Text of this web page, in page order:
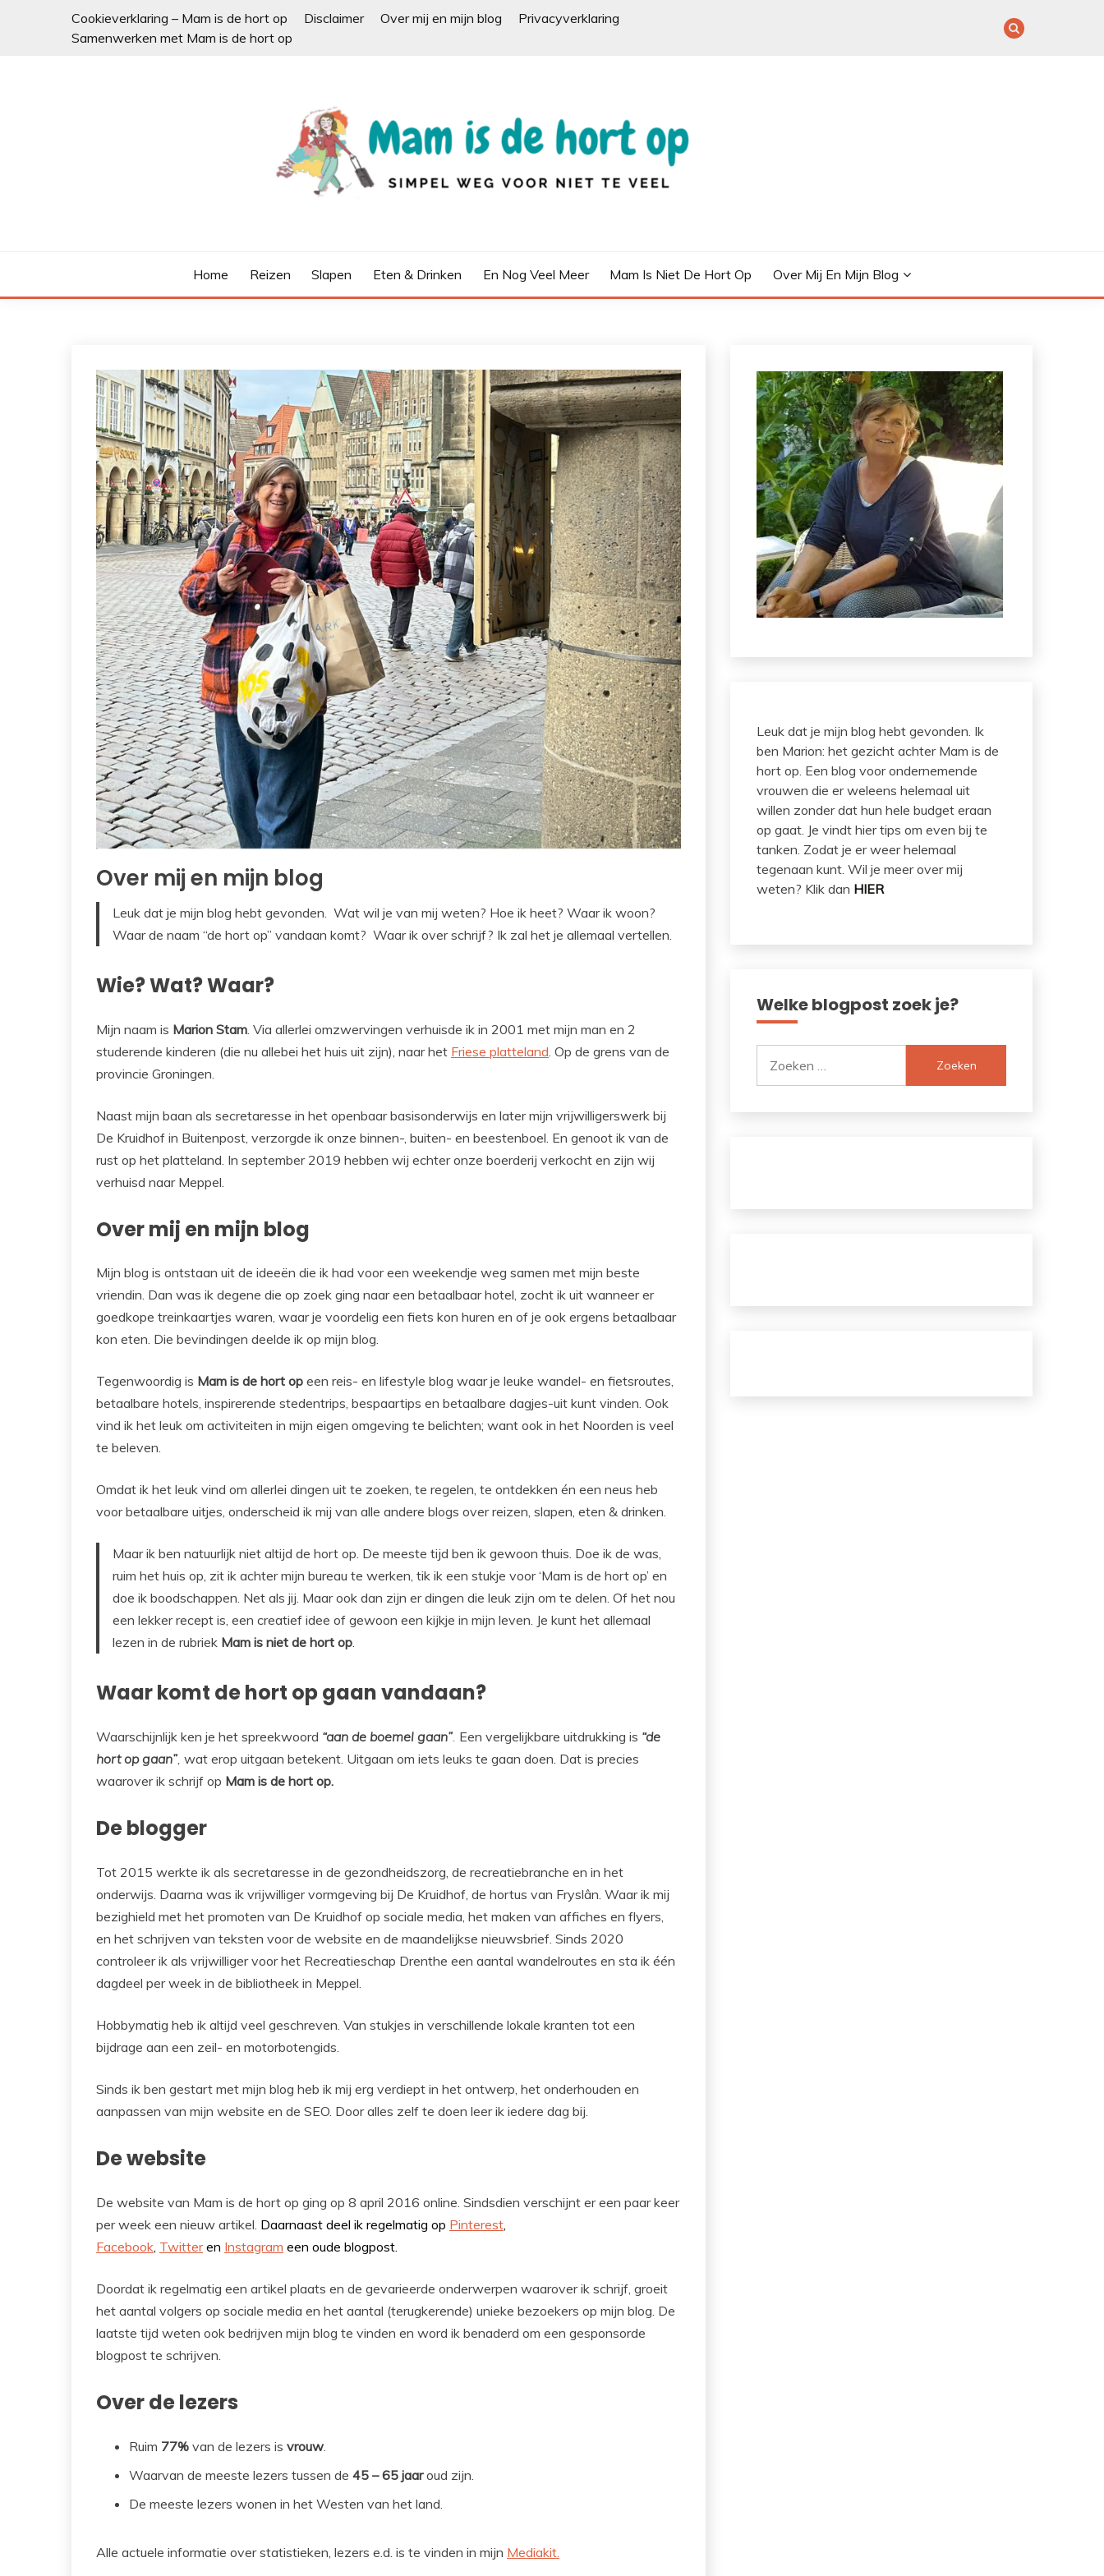
Cookieverklaring – Mam is de hort op Disclaimer Over mij en mijn blog
Privacyverklaring
Samenwerken met Mam is de hort op
Home Reizen Slapen Eten & Drinken En Nog Veel Meer Mam Is Niet De Hort Op Over Mij En Mijn Blog
Over mij en mijn blog
Leuk dat je mijn blog hebt gevonden. Wat wil je van mij weten? Hoe ik heet? Waar ik woon?
Waar de naam “de hort op” vandaan komt? Waar ik over schrijf? Ik zal het je allemaal vertellen.
Wie? Wat? Waar?
Mijn naam is Marion Stam . Via allerlei omzwervingen verhuisde ik in 2001 met mijn man en 2
studerende kinderen (die nu allebei het huis uit zijn), naar het Friese platteland . Op de grens van de
provincie Groningen.
Naast mijn baan als secretaresse in het openbaar basisonderwijs en later mijn vrijwilligerswerk bij
De Kruidhof in Buitenpost, verzorgde ik onze binnen-, buiten- en beestenboel. En genoot ik van de
rust op het platteland. In september 2019 hebben wij echter onze boerderij verkocht en zijn wij
verhuisd naar Meppel.
Over mij en mijn blog
Mijn blog is ontstaan uit de ideeën die ik had voor een weekendje weg samen met mijn beste
vriendin. Dan was ik degene die op zoek ging naar een betaalbaar hotel, zocht ik uit wanneer er
goedkope treinkaartjes waren, waar je voordelig een fiets kon huren en of je ook ergens betaalbaar
kon eten. Die bevindingen deelde ik op mijn blog.
Tegenwoordig is Mam is de hort op een reis- en lifestyle blog waar je leuke wandel- en fietsroutes,
betaalbare hotels, inspirerende stedentrips, bespaartips en betaalbare dagjes-uit kunt vinden. Ook
vind ik het leuk om activiteiten in mijn eigen omgeving te belichten; want ook in het Noorden is veel
te beleven.
Omdat ik het leuk vind om allerlei dingen uit te zoeken, te regelen, te ontdekken én een neus heb
voor betaalbare uitjes, onderscheid ik mij van alle andere blogs over reizen, slapen, eten & drinken.
Maar ik ben natuurlijk niet altijd de hort op. De meeste tijd ben ik gewoon thuis. Doe ik de was,
ruim het huis op, zit ik achter mijn bureau te werken, tik ik een stukje voor ‘Mam is de hort op’ en
doe ik boodschappen. Net als jij. Maar ook dan zijn er dingen die leuk zijn om te delen. Of het nou
een lekker recept is, een creatief idee of gewoon een kijkje in mijn leven. Je kunt het allemaal
lezen in de rubriek Mam is niet de hort op.
Waar komt de hort op gaan vandaan?
Waarschijnlijk ken je het spreekwoord “aan de boemel gaan”. Een vergelijkbare uitdrukking is “de
hort op gaan”, wat erop uitgaan betekent. Uitgaan om iets leuks te gaan doen. Dat is precies
waarover ik schrijf op Mam is de hort op.
De blogger
Tot 2015 werkte ik als secretaresse in de gezondheidszorg, de recreatiebranche en in het
onderwijs. Daarna was ik vrijwilliger vormgeving bij De Kruidhof, de hortus van Fryslân. Waar ik mij
bezighield met het promoten van De Kruidhof op sociale media, het maken van affiches en flyers,
en het schrijven van teksten voor de website en de maandelijkse nieuwsbrief. Sinds 2020
controleer ik als vrijwilliger voor het Recreatieschap Drenthe een aantal wandelroutes en sta ik één
dagdeel per week in de bibliotheek in Meppel.
Hobbymatig heb ik altijd veel geschreven. Van stukjes in verschillende lokale kranten tot een
bijdrage aan een zeil- en motorbotengids.
Sinds ik ben gestart met mijn blog heb ik mij erg verdiept in het ontwerp, het onderhouden en
aanpassen van mijn website en de SEO. Door alles zelf te doen leer ik iedere dag bij.
De website
De website van Mam is de hort op ging op 8 april 2016 online. Sindsdien verschijnt er een paar keer
per week een nieuw artikel. Daarnaast deel ik regelmatig op Pinterest,
Facebook, Twitteren Instagram een oude blogpost.
Doordat ik regelmatig een artikel plaats en de gevarieerde onderwerpen waarover ik schrijf, groeit
het aantal volgers op sociale media en het aantal (terugkerende) unieke bezoekers op mijn blog. De
laatste tijd weten ook bedrijven mijn blog te vinden en word ik benaderd om een gesponsorde
blogpost te schrijven.
Over de lezers
Ruim 77% van de lezers is vrouw.
Waarvan de meeste lezers tussen de 45 – 65 jaaroud zijn.
De meeste lezers wonen in het Westen van het land.
Alle actuele informatie over statistieken, lezers e.d. is te vinden in mijn Mediakit.
Leuk dat je mijn blog hebt gevonden. Ik
ben Marion: het gezicht achter Mam is de
hort op. Een blog voor ondernemende
vrouwen die er weleens helemaal uit
willen zonder dat hun hele budget eraan
op gaat. Je vindt hier tips om even bij te
tanken. Zodat je er weer helemaal
tegenaan kunt. Wil je meer over mij
weten? Klik dan HIER
Welke blogpost zoek je?
naar: